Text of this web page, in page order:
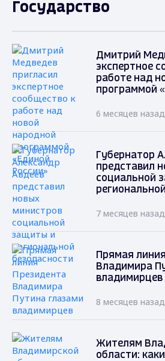
Государство
Дмитрий
экспертное
работе над
программой
6 месяцев назад
Губернатор
представил
социальной
7 месяцев назад
Прямая
Владимира
владимирцев
8 месяцев назад
Жителям
области: